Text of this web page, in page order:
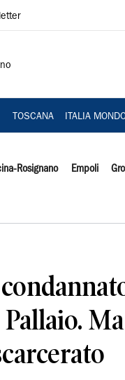
TOSCANA ITALIA
Rosignano Empoli